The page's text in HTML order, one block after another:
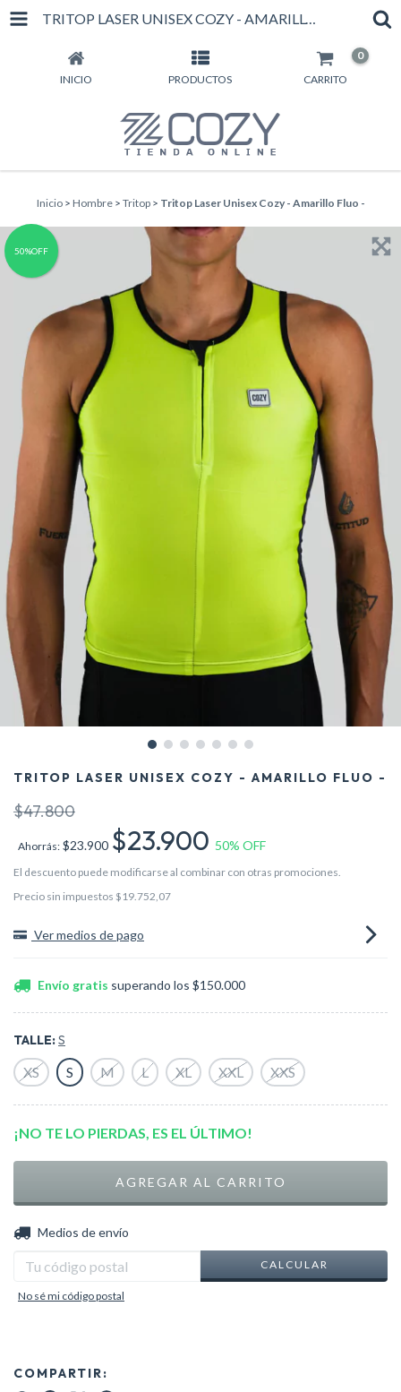
TRITOP LASER UNISEX COZY - AMARILLO FLUO -
INICIO PRODUCTOS CARRITO
0
Inicio > Hombre > Tritop > Tritop Laser Unisex Cozy - Amarillo Fluo -
50%OFF
TRITOP LASER UNISEX COZY - AMARILLO FLUO -
$47.800
Ahorrás: $23.900 $23.900 50% OFF
El descuento puede modificarse al combinar con otras promociones.
Precio sin impuestos $19.752,07
Ver medios de pago
Envío gratis superando los $150.000
TALLE:S
XS S M L XL XXL XXS
¡NO TE LO PIERDAS, ES EL ÚLTIMO!
Entregas para el CP:
Medios de envío
CALCULAR
No sé mi código postal
COMPARTIR: